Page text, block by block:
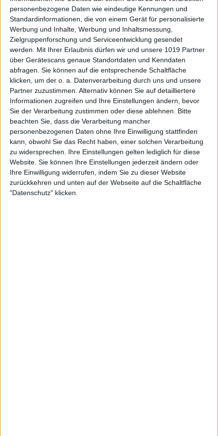
personenbezogene Daten wie eindeutige Kennungen und
Standardinformationen, die von einem Gerät für personalisierte
Werbung und Inhalte, Werbung und Inhaltsmessung,
Zielgruppenforschung und Serviceentwicklung gesendet
werden.
Mit Ihrer Erlaubnis dürfen wir und unsere 1019 Partner
über Gerätescans genaue Standortdaten und Kenndaten
abfragen. Sie können auf die entsprechende Schaltfläche
klicken, um der o. a. Datenverarbeitung durch uns und unsere
Partner zuzustimmen. Alternativ können Sie auf detailliertere
Informationen zugreifen und Ihre Einstellungen ändern, bevor
Sie der Verarbeitung zustimmen oder diese ablehnen.
Bitte
beachten Sie, dass die Verarbeitung mancher
personenbezogenen Daten ohne Ihre Einwilligung stattfinden
kann, obwohl Sie das Recht haben, einer solchen Verarbeitung
zu widersprechen. Ihre Einstellungen gelten lediglich für diese
Website. Sie können Ihre Einstellungen jederzeit ändern oder
Ihre Einwilligung widerrufen, indem Sie zu dieser Website
zurückkehren und unten auf der Webseite auf die Schaltfläche
"Datenschutz" klicken.